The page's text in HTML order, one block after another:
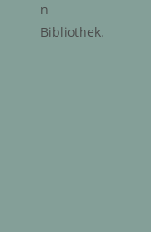
n
Bibliothek.